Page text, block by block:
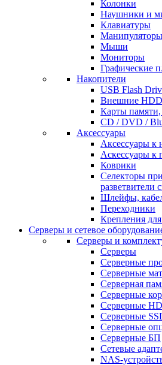
Колонки
Наушники и
Клавиатуры
Манипуляторы
Мыши
Мониторы
Графические
Накопители
USB Flash
Внешние
Карты памяти,
CD / DVD /
Аксессуары
Аксессуары к
Аскессуары к
Коврики
Селекторы
разветвители
Шлейфы,
Переходники
Крепления
Серверы и сетевое
Серверы и
Серверы
Серверные
Серверные
Серверная
Серверные
Серверные
Серверные
Серверные
Серверные БП
Сетевые
NAS-